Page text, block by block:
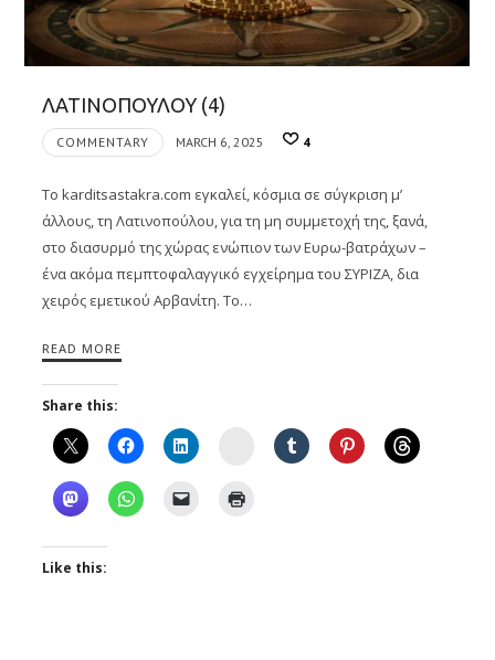
ΛΑΤΙΝΟΠΟΥΛΟΥ (4)
COMMENTARY MARCH 6, 2025 4
Το karditsastakra.com εγκαλεί, κόσμια σε σύγκριση μ’
άλλους, τη Λατινοπούλου, για τη μη συμμετοχή της, ξανά,
στο διασυρμό της χώρας ενώπιον των Ευρω-βατράχων –
ένα ακόμα πεμπτοφαλαγγικό εγχείρημα του ΣΥΡΙΖΑ, δια
χειρός εμετικού Αρβανίτη. Το…
READ MORE
Share this:
Instagram
Like this: